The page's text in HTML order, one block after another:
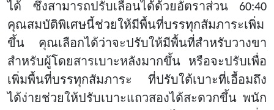
ได้ ซึ่งสามารถปรับเลื่อนได้ด้วยอัตราส่วน 60:40
คุณสมบัติพิเศษนี้ช่วยให้มีพื้นที่บรรทุกสัมภาระเพิ่ม
ขึ้น คุณเลือกได้ว่าจะปรับให้มีพื้นที่สำหรับวางขา
สำหรับผู้โดยสารเบาะหลังมากขึ้น หรือจะปรับเพื่อ
เพิ่มพื้นที่บรรทุกสัมภาระ ที่ปรับใต้เบาะที่เอื้อมถึง
ได้ง่ายช่วยให้ปรับเบาะแถวสองได้สะดวกขึ้น พนัก